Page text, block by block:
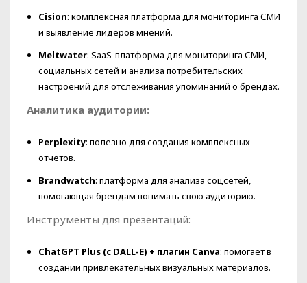
Cision: комплексная платформа для мониторинга СМИ
и выявление лидеров мнений.
Meltwater: SaaS-платформа для мониторинга СМИ,
социальных сетей и анализа потребительских
настроений для отслеживания упоминаний о брендах.
Аналитика аудитории:
Perplexity: полезно для создания комплексных
отчетов.
Brandwatch: платформа для анализа соцсетей,
помогающая брендам понимать свою аудиторию.
Инструменты для презентаций:
ChatGPT Plus (с DALL-E) + плагин Canva: помогает в
создании привлекательных визуальных материалов.